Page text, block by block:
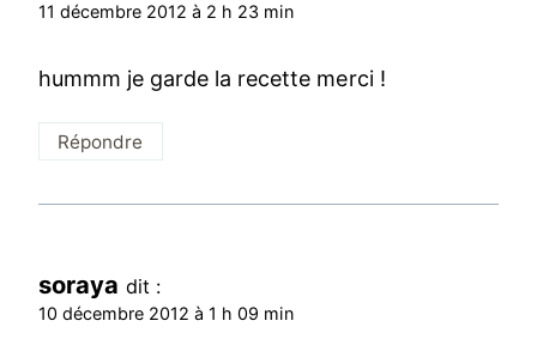
11 décembre 2012 à 2 h 23 min
hummm je garde la recette merci !
Répondre
soraya dit :
10 décembre 2012 à 1 h 09 min